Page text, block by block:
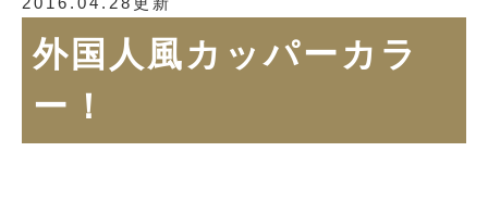
外国人風カッパーカラ
ー！